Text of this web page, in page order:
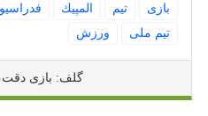
بازی تیم المپیك
تیم ملی
ورزش
گلف: بازی